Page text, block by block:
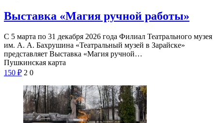
Выставка «Магия ручной работы»
С 5 марта по 31 декабря 2026 года Филиал Театрального музея
им. А. А. Бахрушина «Театральный музей в Зарайске»
представляет Выставка «Магия ручной…
Пушкинская карта
150 ₽ 2 0